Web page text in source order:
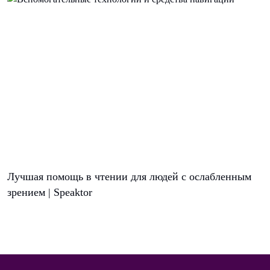
Лучшая помощь в чтении для людей с ослабленным
зрением | Speaktor